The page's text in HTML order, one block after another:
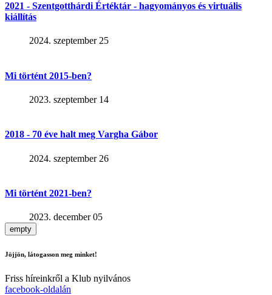
2021 - Szentgotthárdi Értéktár - hagyományos és virtuális
kiállítás
2024. szeptember 25
Mi történt 2015-ben?
2023. szeptember 14
2018 - 70 éve halt meg Vargha Gábor
2024. szeptember 26
Mi történt 2021-ben?
2023. december 05
empty
Jöjjön, látogasson meg minket!
Friss híreinkről a Klub nyilvános
facebook-oldalán